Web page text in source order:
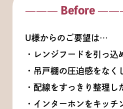
——— Before
U様からのご要望は…
・レンジフードを引っ込
・吊戸棚の圧迫感をなく
・配線をすっきり整理し
・インターホンをキッチ